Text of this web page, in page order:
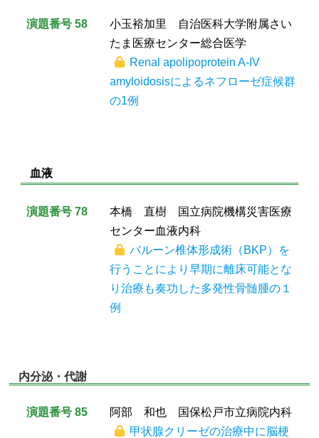
演題番号 58
小玉裕加里 自治医科大学附属さい
たま医療センター総合医学
Renal apolipoprotein A-IV
amyloidosisによるネフローゼ症候群
の1例
血液
演題番号 78
本橋 直樹 国立病院機構災害医療
センター血液内科
バルーン椎体形成術（BKP）を
行うことにより早期に離床可能とな
り治療も奏功した多発性骨髄腫の１
例
内分泌・代謝
演題番号 85
阿部 和也 国保松戸市立病院内科
甲状腺クリーゼの治療中に脳梗